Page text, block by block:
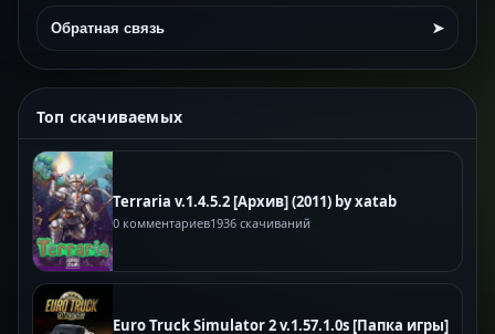
Обратная связь ➤
Топ скачиваемых
Terraria v.1.4.5.2 [Архив] (2011) by xatab
0 комментариев1936 скачиваний
Euro Truck Simulator 2 v.1.57.1.0s [Папка игры]